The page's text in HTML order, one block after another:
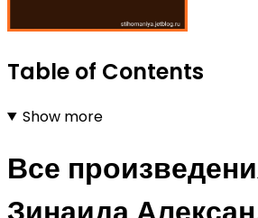
Table of Contents
Show more
Все